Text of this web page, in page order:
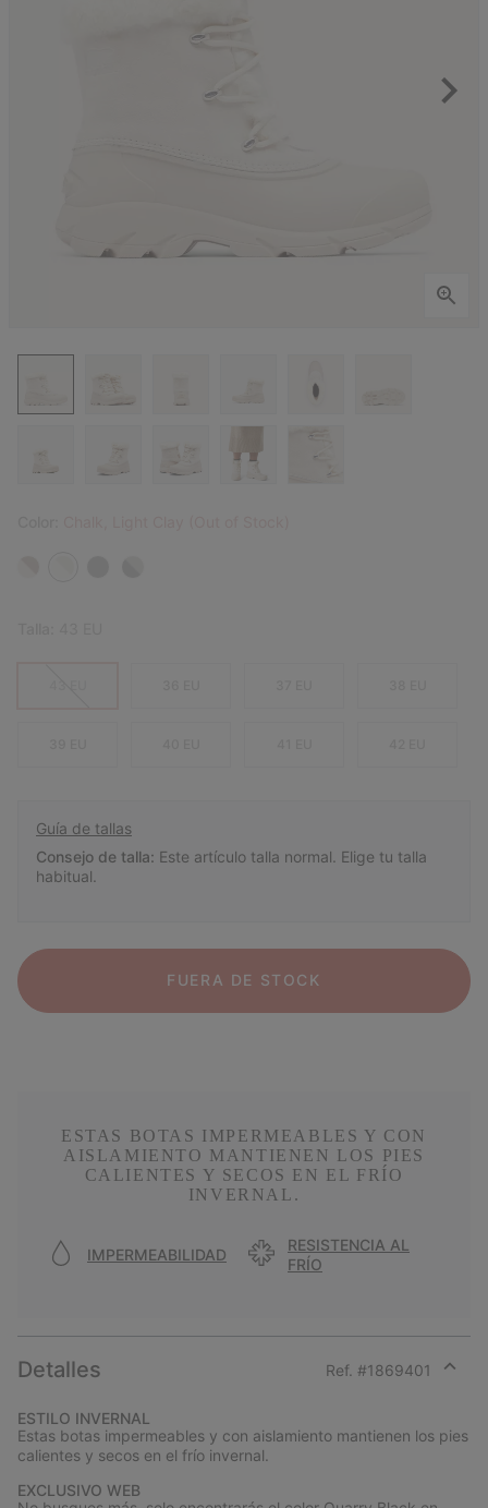
Guía de tallas
Consejo de talla: Este artículo talla normal. Elige tu talla
habitual.
FUERA DE STOCK
ESTAS BOTAS IMPERMEABLES Y CON
AISLAMIENTO MANTIENEN LOS PIES
CALIENTES Y SECOS EN EL FRÍO
INVERNAL.
IMPERMEABILIDAD
RESISTENCIA AL
FRÍO
Detalles Ref. #1869401
section
ESTILO INVERNAL
Estas botas impermeables y con aislamiento mantienen los pies
calientes y secos en el frío invernal.
EXCLUSIVO WEB